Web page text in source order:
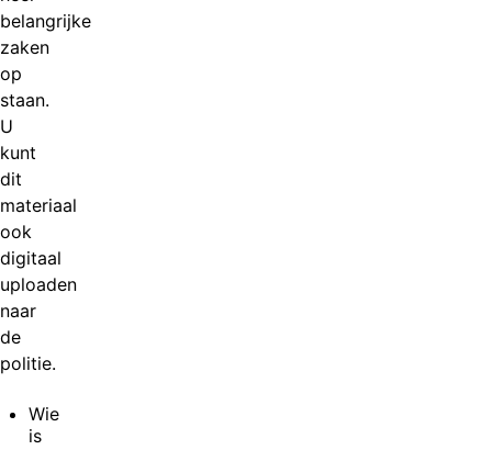
belangrijke
zaken
op
staan.
U
kunt
dit
materiaal
ook
digitaal
uploaden
naar
de
politie.
Wie
is